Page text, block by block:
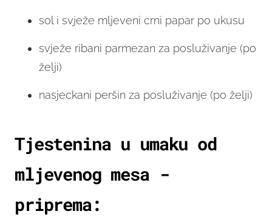
sol i svježe mljeveni crni papar po ukusu
svježe ribani parmezan za posluživanje (po
želji)
nasjeckani peršin za posluživanje (po želji)
Tjestenina u umaku od
mljevenog mesa -
priprema: